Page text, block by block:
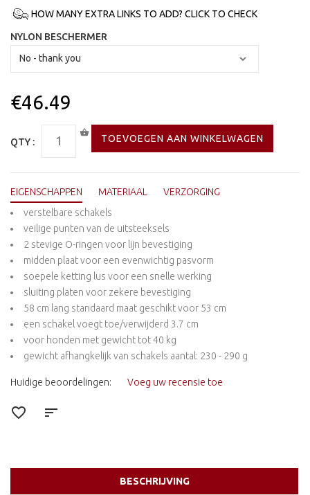
HOW MANY EXTRA LINKS TO ADD? CLICK TO CHECK
NYLON BESCHERMER
€46.49
QTY :
EIGENSCHAPPEN MATERIAAL
VERZORGING
verstelbare schakels
veilige punten van de uitsteeksels
2 stevige O-ringen voor lijn bevestiging
midden plaat voor een evenwichtig pasvorm
soepele ketting lus voor een snelle werking
sluiting platen voor zekere bevestiging
58 cm lang standaard maat geschikt voor 53 cm
een schakel voegt toe/verwijderd 3.7 cm
voor honden met gewicht tot 40 kg
gewicht afhangkelijk van schakels aantal: 230 - 290 g
Huidige beoordelingen: Voeg uw recensie toe
BESCHRIJVING